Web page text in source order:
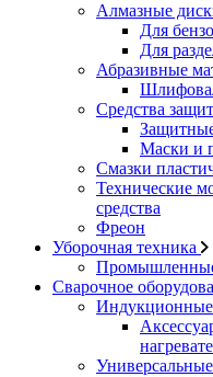
Алмазные
Для
Для
Абразивные
Средства
Маски и
Смазки
Технические
средства
Фреон
Уборочная техника
Сварочное
Индукционные